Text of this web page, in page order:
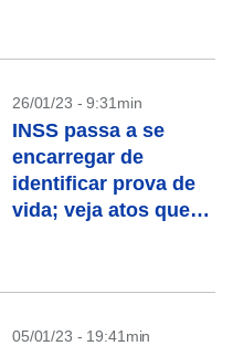
26/01/23 - 9:31min
INSS passa a se
encarregar de
identificar prova de
vida; veja atos que
05/01/23 - 19:41min